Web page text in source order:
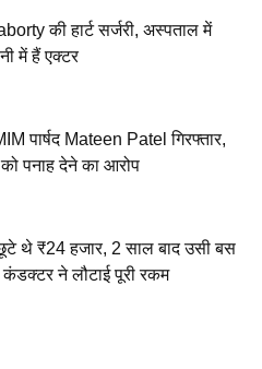
की हार्ट सर्जरी, अस्पताल में
में हैं एक्टर
पार्षद Mateen Patel गिरफ्तार,
को पनाह देने का आरोप
छूटे थे ₹24 हजार, 2 साल बाद उसी बस
कंडक्टर ने लौटाई पूरी रकम